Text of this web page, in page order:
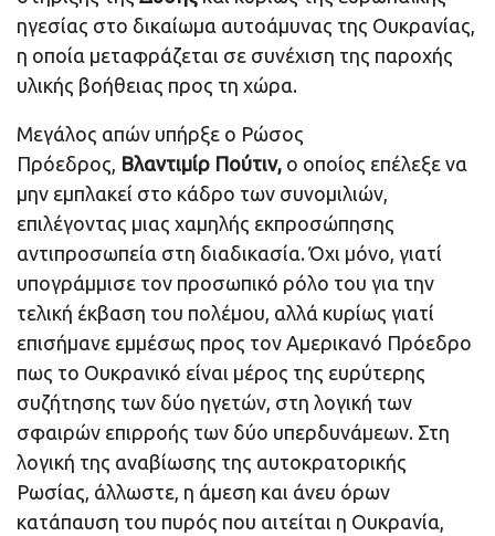
ηγεσίας στο δικαίωμα αυτοάμυνας της Ουκρανίας,
η οποία μεταφράζεται σε συνέχιση της παροχής
υλικής βοήθειας προς τη χώρα.
Μεγάλος απών υπήρξε ο Ρώσος
Πρόεδρος, Βλαντιμίρ Πούτιν, ο οποίος επέλεξε να
μην εμπλακεί στο κάδρο των συνομιλιών,
επιλέγοντας μιας χαμηλής εκπροσώπησης
αντιπροσωπεία στη διαδικασία. Όχι μόνο, γιατί
υπογράμμισε τον προσωπικό ρόλο του για την
τελική έκβαση του πολέμου, αλλά κυρίως γιατί
επισήμανε εμμέσως προς τον Αμερικανό Πρόεδρο
πως το Ουκρανικό είναι μέρος της ευρύτερης
συζήτησης των δύο ηγετών, στη λογική των
σφαιρών επιρροής των δύο υπερδυνάμεων. Στη
λογική της αναβίωσης της αυτοκρατορικής
Ρωσίας, άλλωστε, η άμεση και άνευ όρων
κατάπαυση του πυρός που αιτείται η Ουκρανία,